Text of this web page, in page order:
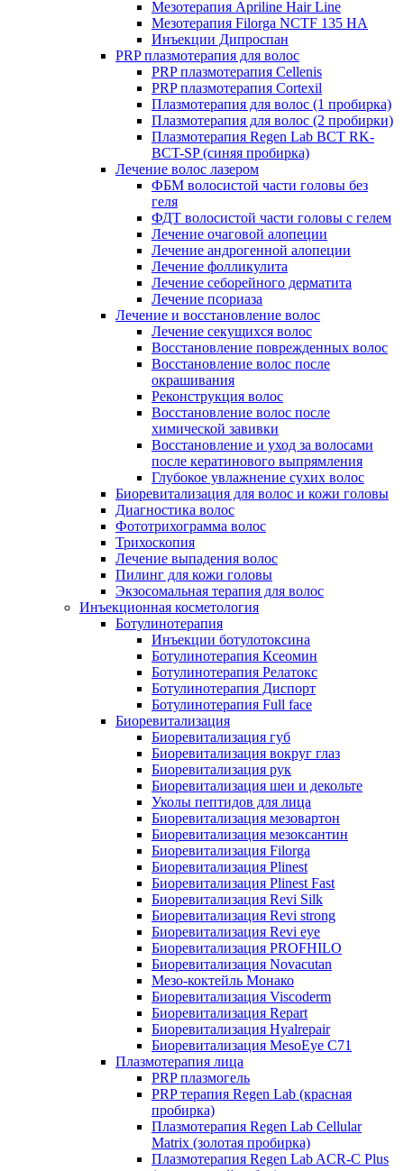
Мезотерапия Apriline Hair Line
Мезотерапия Filorga NCTF 135 HA
Инъекции Дипроспан
PRP плазмотерапия для волос
PRP плазмотерапия Cellenis
PRP плазмотерапия Cortexil
Плазмотерапия для волос (1 пробирка)
Плазмотерапия для волос (2 пробирки)
Плазмотерапия Regen Lab BCT RK-
BCT-SP (синяя пробирка)
Лечение волос лазером
ФБМ волосистой части головы без
геля
ФДТ волосистой части головы с гелем
Лечение очаговой алопеции
Лечение андрогенной алопеции
Лечение фолликулита
Лечение себорейного дерматита
Лечение псориаза
Лечение и восстановление волос
Лечение секущихся волос
Восстановление поврежденных волос
Восстановление волос после
окрашивания
Реконструкция волос
Восстановление волос после
химической завивки
Восстановление и уход за волосами
после кератинового выпрямления
Глубокое увлажнение сухих волос
Биоревитализация для волос и кожи головы
Диагностика волос
Фототрихограмма волос
Трихоскопия
Лечение выпадения волос
Пилинг для кожи головы
Экзосомальная терапия для волос
Инъекционная косметология
Ботулинотерапия
Инъекции ботулотоксина
Ботулинотерапия Ксеомин
Ботулинотерапия Релатокс
Ботулинотерапия Диспорт
Ботулинотерапия Full face
Биоревитализация
Биоревитализация губ
Биоревитализация вокруг глаз
Биоревитализация рук
Биоревитализация шеи и декольте
Уколы пептидов для лица
Биоревитализация мезовартон
Биоревитализация мезоксантин
Биоревитализация Filorga
Биоревитализация Plinest
Биоревитализация Plinest Fast
Биоревитализация Revi Silk
Биоревитализация Revi strong
Биоревитализация Revi eye
Биоревитализация PROFHILO
Биоревитализация Novacutan
Мезо-коктейль Монако
Биоревитализация Viscoderm
Биоревитализация Repart
Биоревитализация Hyalrepair
Биоревитализация MesoEye C71
Плазмотерапия лица
PRP плазмогель
PRP терапия Regen Lab (красная
пробирка)
Плазмотерапия Regen Lab Cellular
Matrix (золотая пробирка)
Плазмотерапия Regen Lab ACR-C Plus